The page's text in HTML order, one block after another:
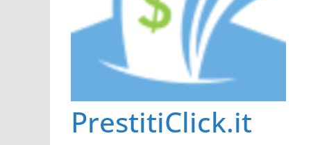
PrestitiClick.it